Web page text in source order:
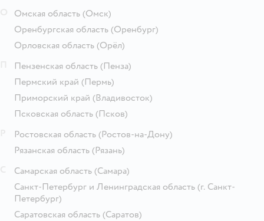
Омская область (Омск)
Оренбургская область (Оренбург)
Орловская область (Орёл)
Пензенская область (Пенза)
Пермский край (Пермь)
Приморский край (Владивосток)
Псковская область (Псков)
Ростовская область (Ростов-на-Дону)
Рязанская область (Рязань)
Самарская область (Самара)
Санкт-Петербург и Ленинградская область (г. Санкт-
Петербург)
Саратовская область (Саратов)